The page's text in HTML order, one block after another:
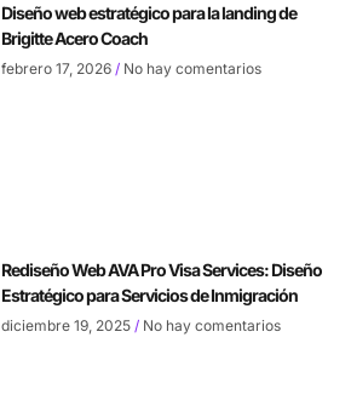
Diseño web estratégico para la landing de
Brigitte Acero Coach
febrero 17, 2026 No hay comentarios
Rediseño Web AVA Pro Visa Services: Diseño
Estratégico para Servicios de Inmigración
diciembre 19, 2025 No hay comentarios